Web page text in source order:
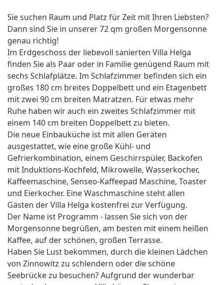
Sie suchen Raum und Platz für Zeit mit Ihren Liebsten?
Dann sind Sie in unserer 72 qm großen Morgensonne
genau richtig!
Im Erdgeschoss der liebevoll sanierten Villa Helga
finden Sie als Paar oder in Familie genügend Raum mit
sechs Schlafplätze. Im Schlafzimmer befinden sich ein
großes 180 cm breites Doppelbett und ein Etagenbett
mit zwei 90 cm breiten Matratzen. Für etwas mehr
Ruhe haben wir auch ein zweites Schlafzimmer mit
einem 140 cm breiten Doppelbett zu bieten.
Die neue Einbauküche ist mit allen Geräten
ausgestattet, wie eine große Kühl- und
Gefrierkombination, einem Geschirrspüler, Backofen
mit Induktions-Kochfeld, Mikrowelle, Wasserkocher,
Kaffeemaschine, Senseo-Kaffeepad Maschine, Toaster
und Eierkocher. Eine Waschmaschine steht allen
Gästen der Villa Helga kostenfrei zur Verfügung.
Der Name ist Programm - lassen Sie sich von der
Morgensonne begrüßen, am besten mit einem heißen
Kaffee, auf der schönen, großen Terrasse.
Haben Sie Lust bekommen, durch die kleinen Lädchen
von Zinnowitz zu schlendern oder die schöne
Seebrücke zu besuchen? Aufgrund der wunderbar